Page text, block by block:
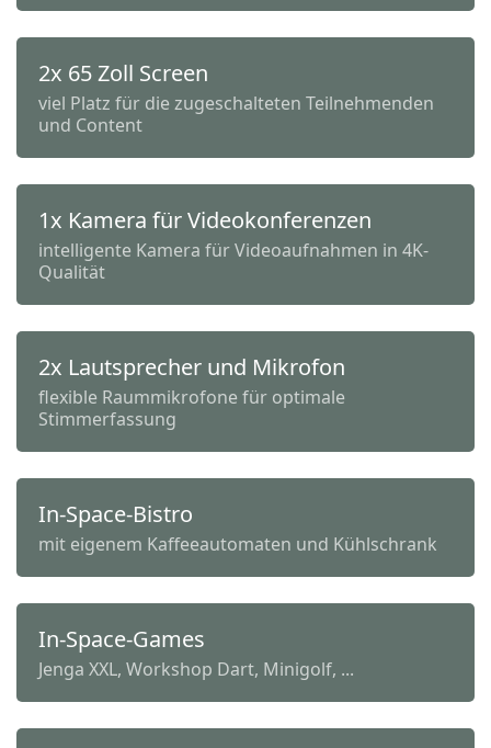
2x 65 Zoll Screen
viel Platz für die zugeschalteten Teilnehmenden
und Content
1x Kamera für Videokonferenzen
intelligente Kamera für Videoaufnahmen in 4K-
Qualität
2x Lautsprecher und Mikrofon
flexible Raummikrofone für optimale
Stimmerfassung
In-Space-Bistro
mit eigenem Kaffeeautomaten und Kühlschrank
In-Space-Games
Jenga XXL, Workshop Dart, Minigolf, ...